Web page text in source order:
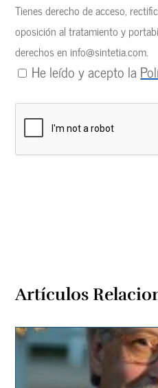
Tienes derecho de acceso,
oposición al tratamiento y
derechos en info@sintetia.com.
He leído y acepto la
Artículos